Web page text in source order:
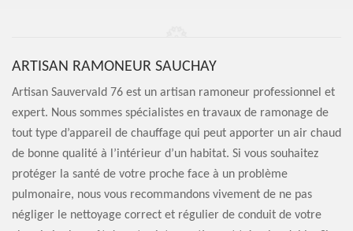
ARTISAN RAMONEUR SAUCHAY
Artisan Sauvervald 76 est un artisan ramoneur professionnel et
expert. Nous sommes spécialistes en travaux de ramonage de
tout type d’appareil de chauffage qui peut apporter un air chaud
de bonne qualité à l’intérieur d’un habitat. Si vous souhaitez
protéger la santé de votre proche face à un problème
pulmonaire, nous vous recommandons vivement de ne pas
négliger le nettoyage correct et régulier de conduit de votre